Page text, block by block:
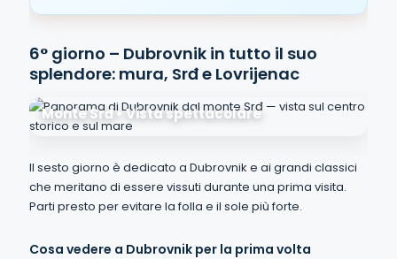
6° giorno – Dubrovnik in tutto il suo
splendore: mura, Srđ e Lovrijenac
Monte Srđ • Vista spettacolare
Il sesto giorno è dedicato a Dubrovnik e ai grandi classici
che meritano di essere vissuti durante una prima visita.
Parti presto per evitare la folla e il sole più forte.
Cosa vedere a Dubrovnik per la prima volta